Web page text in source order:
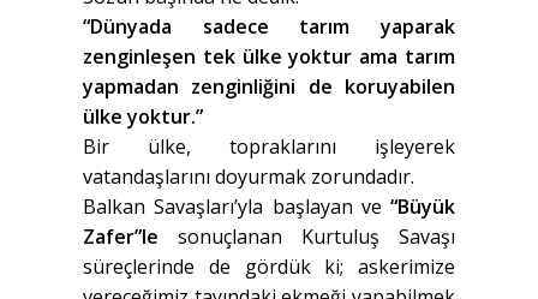
“Dünyada sadece tarım yaparak
zenginleşen tek ülke yoktur ama tarım
yapmadan zenginliğini de koruyabilen
ülke yoktur.”
Bir ülke, topraklarını işleyerek
vatandaşlarını doyurmak zorundadır.
Balkan Savaşları’yla başlayan ve “Büyük
Zafer”le sonuçlanan Kurtuluş Savaşı
süreçlerinde de gördük ki; askerimize